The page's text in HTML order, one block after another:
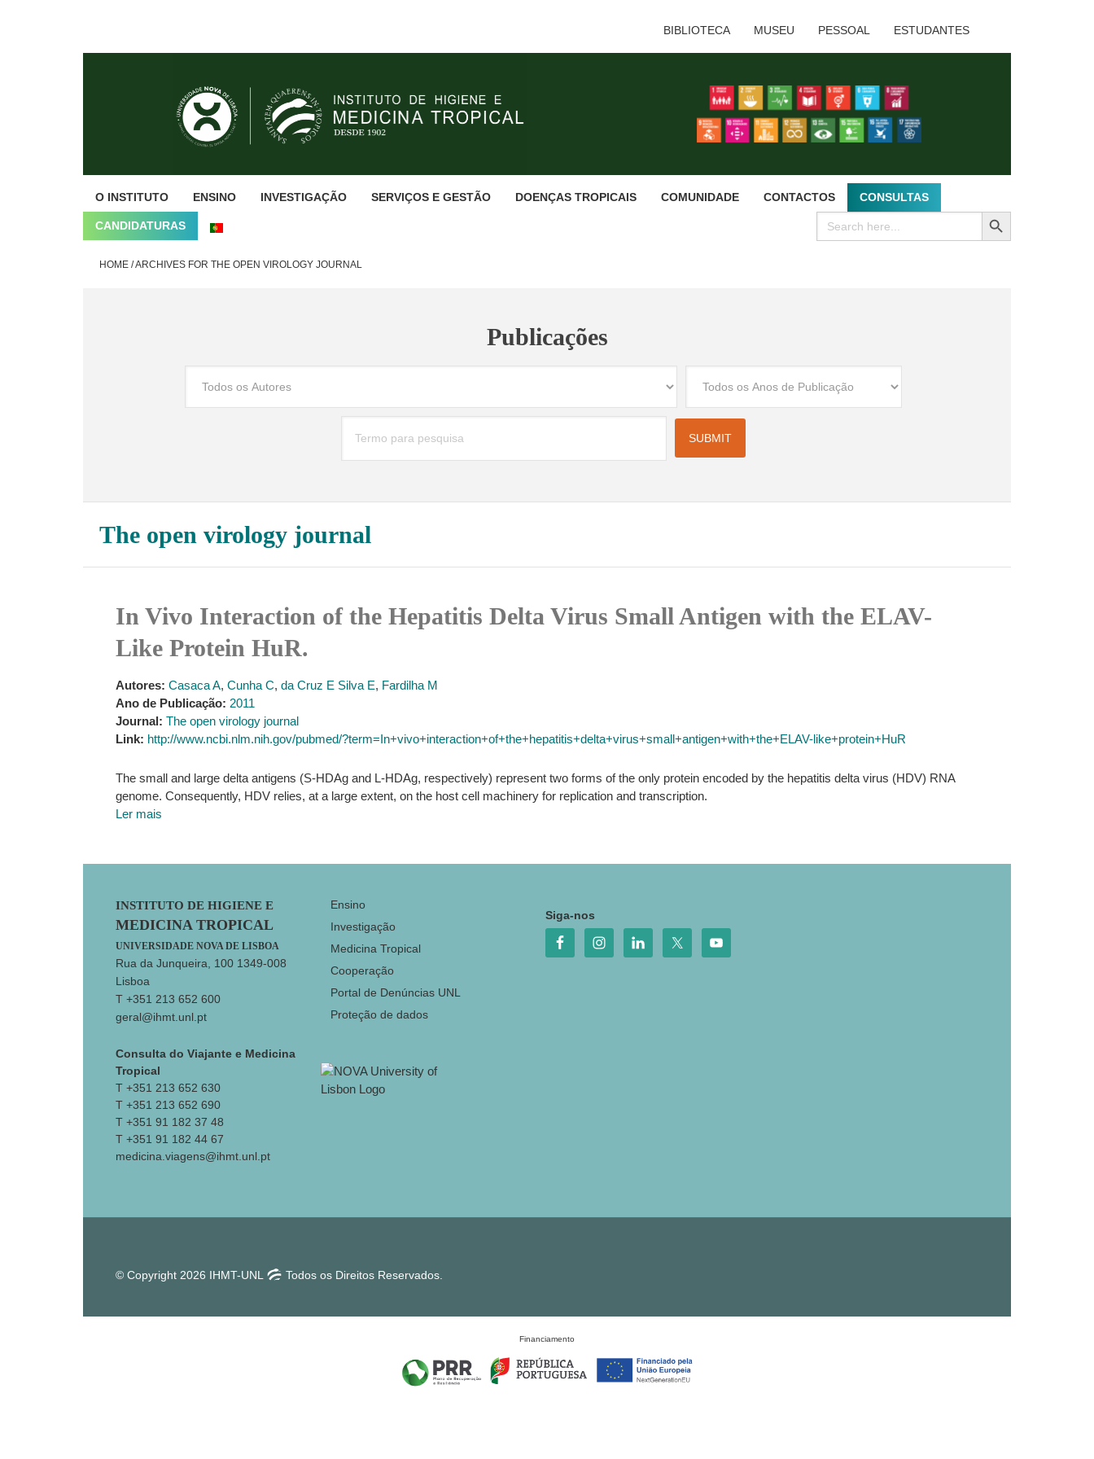
BIBLIOTECA MUSEU PESSOAL ESTUDANTES
O INSTITUTO ENSINO INVESTIGAÇÃO SERVIÇOS E GESTÃO DOENÇAS TROPICAIS COMUNIDADE CONTACTOS CONSULTAS
CANDIDATURAS
Search
for:
SEARCH BUTTON
HOME /ARCHIVES FOR THE OPEN VIROLOGY JOURNAL
Publicações
The open virology journal
In Vivo Interaction of the Hepatitis Delta Virus Small Antigen with the ELAV-
Like Protein HuR.
Autores: Casaca A, Cunha C, da Cruz E Silva E, Fardilha M
Ano de Publicação: 2011
Journal: The open virology journal
Link: http://www.ncbi.nlm.nih.gov/pubmed/?term=In+vivo+interaction+of+the+hepatitis+delta+virus+small+antigen+with+the+ELAV-like+protein+HuR
The small and large delta antigens (S-HDAg and L-HDAg, respectively) represent two forms of the only protein encoded by the hepatitis delta virus (HDV) RNA
genome. Consequently, HDV relies, at a large extent, on the host cell machinery for replication and transcription.
Ler mais
Footer
INSTITUTO DE HIGIENE E
MEDICINA TROPICAL
UNIVERSIDADE NOVA DE LISBOA
Rua da Junqueira, 100 1349-008
Lisboa
T +351 213 652 600
geral@ihmt.unl.pt
Consulta do Viajante e Medicina
Tropical
T +351 213 652 630
T +351 213 652 690
T +351 91 182 37 48
T +351 91 182 44 67
medicina.viagens@ihmt.unl.pt
Ensino
Investigação
Medicina Tropical
Cooperação
Portal de Denúncias UNL
Proteção de dados
Siga-nos
© Copyright 2026 IHMT-UNL Todos os Direitos Reservados.
Financiamento